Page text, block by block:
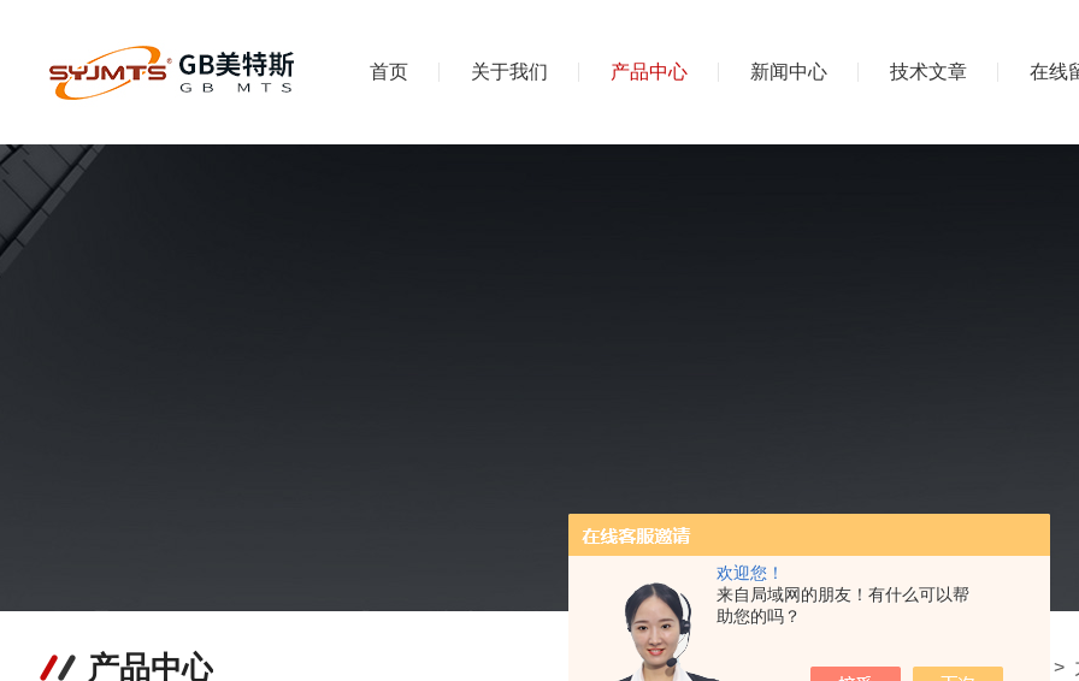
欢迎您！
来自局域网的朋友！有什么可以帮
助您的吗？
首页 关于我们 产品中心 新闻中心 技术文章 在线
产品中心 我的位置：首页 >产品中心 > >